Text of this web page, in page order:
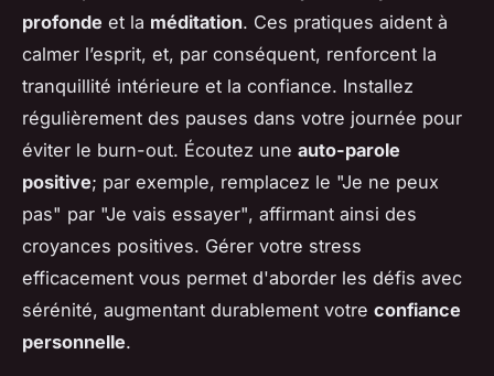
profonde et la méditation. Ces pratiques aident à
calmer l’esprit, et, par conséquent, renforcent la
tranquillité intérieure et la confiance. Installez
régulièrement des pauses dans votre journée pour
éviter le burn-out. Écoutez une auto-parole
positive; par exemple, remplacez le "Je ne peux
pas" par "Je vais essayer", affirmant ainsi des
croyances positives. Gérer votre stress
efficacement vous permet d'aborder les défis avec
sérénité, augmentant durablement votre confiance
personnelle.